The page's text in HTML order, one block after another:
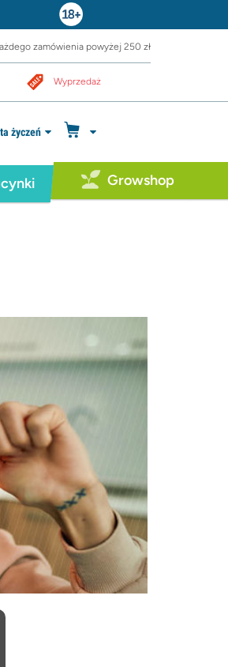
zamówienia powyżej 250 zł
Wyprzedaż
życzeń
Growshop